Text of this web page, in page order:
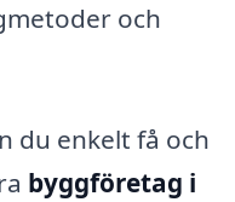
och
du enkelt få och
byggföretag i